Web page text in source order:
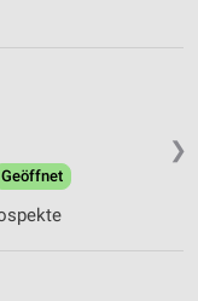
❯
Geöffnet